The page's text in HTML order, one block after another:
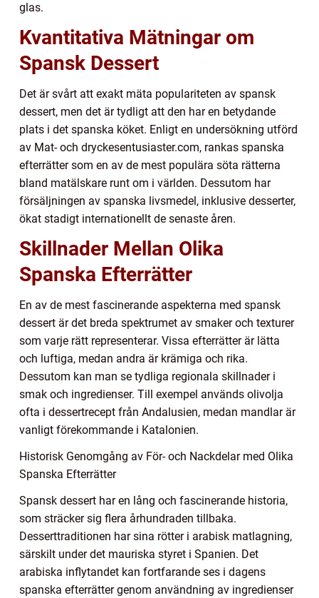
glas.
Kvantitativa Mätningar om
Spansk Dessert
Det är svårt att exakt mäta populariteten av spansk
dessert, men det är tydligt att den har en betydande
plats i det spanska köket. Enligt en undersökning utförd
av Mat- och dryckesentusiaster.com, rankas spanska
efterrätter som en av de mest populära söta rätterna
bland matälskare runt om i världen. Dessutom har
försäljningen av spanska livsmedel, inklusive desserter,
ökat stadigt internationellt de senaste åren.
Skillnader Mellan Olika
Spanska Efterrätter
En av de mest fascinerande aspekterna med spansk
dessert är det breda spektrumet av smaker och texturer
som varje rätt representerar. Vissa efterrätter är lätta
och luftiga, medan andra är krämiga och rika.
Dessutom kan man se tydliga regionala skillnader i
smak och ingredienser. Till exempel används olivolja
ofta i dessertrecept från Andalusien, medan mandlar är
vanligt förekommande i Katalonien.
Historisk Genomgång av För- och Nackdelar med Olika
Spanska Efterrätter
Spansk dessert har en lång och fascinerande historia,
som sträcker sig flera århundraden tillbaka.
Desserttraditionen har sina rötter i arabisk matlagning,
särskilt under det mauriska styret i Spanien. Det
arabiska inflytandet kan fortfarande ses i dagens
spanska efterrätter genom användning av ingredienser